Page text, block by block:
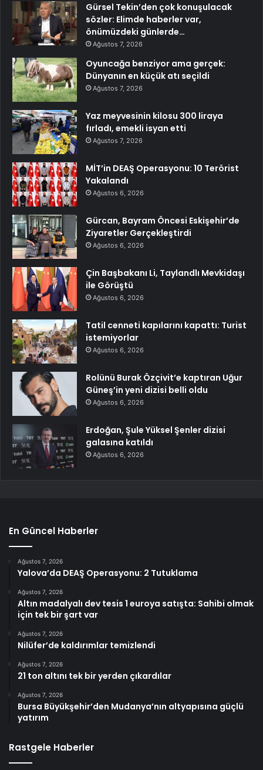
Gürsel Tekin’den çok konuşulacak
sözler: Elimde haberler var,
önümüzdeki günlerde…
Ağustos 7, 2026
Oyuncağa benziyor ama gerçek:
Dünyanın en küçük atı seçildi
Ağustos 7, 2026
Yaz meyvesinin kilosu 300 liraya
fırladı, emekli isyan etti
Ağustos 7, 2026
MİT’in DEAŞ Operasyonu: 10 Terörist
Yakalandı
Ağustos 6, 2026
Gürcan, Bayram Öncesi Eskişehir’de
Ziyaretler Gerçekleştirdi
Ağustos 6, 2026
Çin Başbakanı Li, Taylandlı Mevkidaşı
ile Görüştü
Ağustos 6, 2026
Tatil cenneti kapılarını kapattı: Turist
istemiyorlar
Ağustos 6, 2026
Rolünü Burak Özçivit’e kaptıran Uğur
Güneş’in yeni dizisi belli oldu
Ağustos 6, 2026
Erdoğan, Şule Yüksel Şenler dizisi
galasına katıldı
Ağustos 6, 2026
En Güncel Haberler
Ağustos 7, 2026
Yalova’da DEAŞ Operasyonu: 2 Tutuklama
Ağustos 7, 2026
Altın madalyalı dev tesis 1 euroya satışta: Sahibi olmak
için tek bir şart var
Ağustos 7, 2026
Nilüfer’de kaldırımlar temizlendi
Ağustos 7, 2026
21 ton altını tek bir yerden çıkardılar
Ağustos 7, 2026
Bursa Büyükşehir’den Mudanya’nın altyapısına güçlü
yatırım
Rastgele Haberler